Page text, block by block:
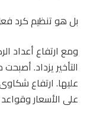
بل هو تنظيم كرد
ومع ارتفاع أعداد
التأخير يزداد.
عليها. ارتفاع
على الأسعار